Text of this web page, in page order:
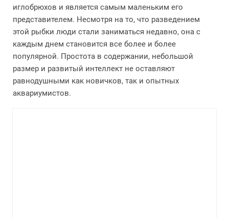
иглобрюхов и является самым маленьким его
представителем. Несмотря на то, что разведением
этой рыбки люди стали заниматься недавно, она с
каждым днем становится все более и более
популярной. Простота в содержании, небольшой
размер и развитый интеллект не оставляют
равнодушными как новичков, так и опытных
аквариумистов.